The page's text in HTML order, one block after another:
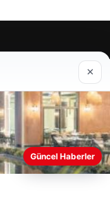
amacıyla çerezler
×
Güncel Haberler